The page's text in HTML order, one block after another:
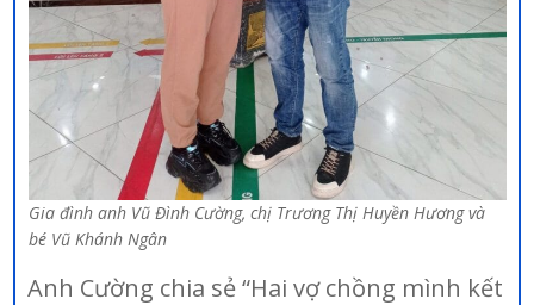
Gia đình anh Vũ Đình Cường, chị Trương Thị Huyền Hương và
bé Vũ Khánh Ngân
Anh Cường chia sẻ “Hai vợ chồng mình kết